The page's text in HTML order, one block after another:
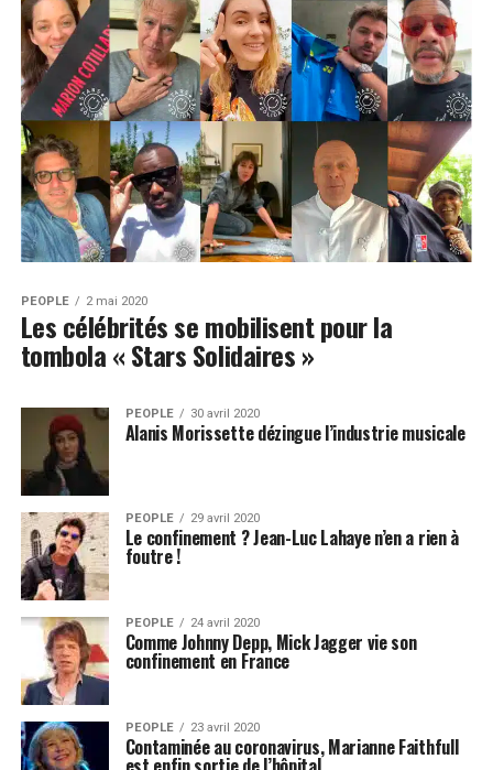
PEOPLE 2 mai 2020
Les célébrités se mobilisent pour la
tombola « Stars Solidaires »
PEOPLE 30 avril 2020
Alanis Morissette dézingue l’industrie musicale
PEOPLE 29 avril 2020
Le confinement ? Jean-Luc Lahaye n’en a rien à
foutre !
PEOPLE 24 avril 2020
Comme Johnny Depp, Mick Jagger vie son
confinement en France
PEOPLE 23 avril 2020
Contaminée au coronavirus, Marianne Faithfull